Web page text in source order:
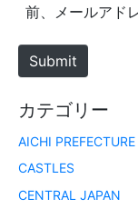
e
前、メールアド
Submit
カテゴリー
AICHI PREFECTURE
CASTLES
CENTRAL JAPAN